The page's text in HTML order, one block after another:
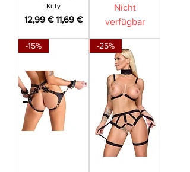
Kitty
Standardpreis
12,99 € Sale-Preis
11,69 €
Nicht
verfügbar
-15% -25%